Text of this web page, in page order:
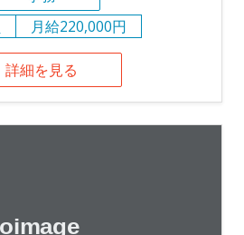
月給220,000円
詳細を見る